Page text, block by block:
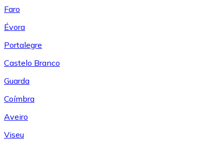
Faro
Évora
Portalegre
Castelo Branco
Guarda
Coímbra
Aveiro
Viseu